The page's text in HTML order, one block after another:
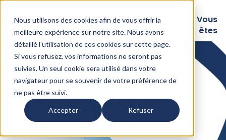
Nous utilisons des cookies afin de vous offrir la
meilleure expérience sur notre site. Nous avons
détaillé l'utilisation de ces cookies sur cette page.
Si vous refusez, vos informations ne seront pas
suivies. Un seul cookie sera utilisé dans votre
navigateur pour se souvenir de votre préférence de
ne pas être suivi.
Accepter Refuser
Logiciels
Nos
intégrations
Expertise
Assurances
Vous
êtes
Comment pouvons-
nous vous aider ?